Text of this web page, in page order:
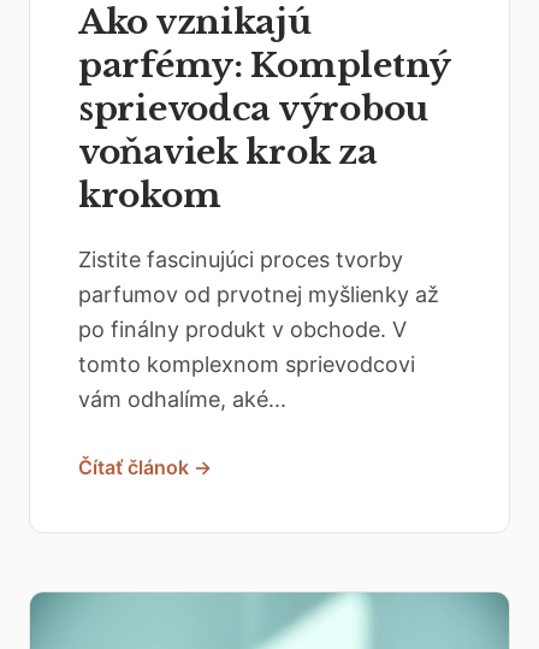
Ako vznikajú
parfémy: Kompletný
sprievodca výrobou
voňaviek krok za
krokom
Zistite fascinujúci proces tvorby
parfumov od prvotnej myšlienky až
po finálny produkt v obchode. V
tomto komplexnom sprievodcovi
vám odhalíme, aké...
Čítať článok →